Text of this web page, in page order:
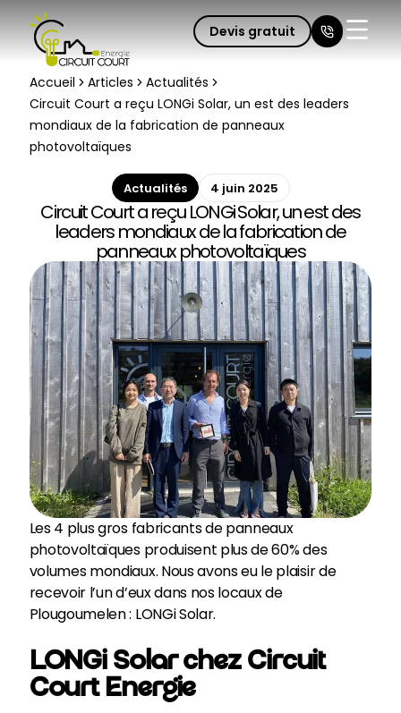
Devis gratuit
Fermer
Accueil Articles
Actualités
Circuit Court a reçu LONGi Solar, un est des leaders
mondiaux de la fabrication de panneaux
photovoltaïques
Actualités 4 juin 2025
Circuit Court a reçu LONGi Solar, un est des
leaders mondiaux de la fabrication de
panneaux photovoltaïques
Les 4 plus gros fabricants de panneaux
photovoltaïques produisent plus de 60% des
volumes mondiaux. Nous avons eu le plaisir de
recevoir l’un d’eux dans nos locaux de
Plougoumelen : LONGi Solar.
LONGi Solar chez Circuit
Court Energie